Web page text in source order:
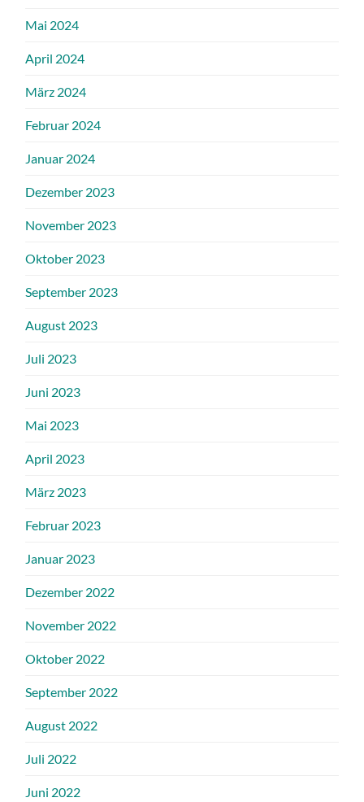
Mai 2024
April 2024
März 2024
Februar 2024
Januar 2024
Dezember 2023
November 2023
Oktober 2023
September 2023
August 2023
Juli 2023
Juni 2023
Mai 2023
April 2023
März 2023
Februar 2023
Januar 2023
Dezember 2022
November 2022
Oktober 2022
September 2022
August 2022
Juli 2022
Juni 2022